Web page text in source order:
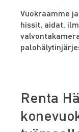
Vuokraamme
hissit, aidat,
Renta